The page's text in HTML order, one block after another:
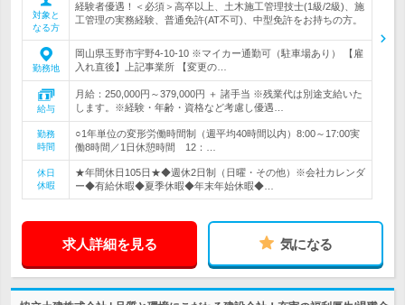
対象と
なる方
経験者優遇！＜必須＞高卒以上、土木施工管理技士(1級/2級)、施
工管理の実務経験、普通免許(AT不可)、中型免許をお持ちの方。
勤務地
岡山県玉野市宇野4-10-10 ※マイカー通勤可（駐車場あり） 【雇
入れ直後】上記事業所 【変更の…
給与
月給：250,000円～379,000円 ＋ 諸手当 ※残業代は別途支給いた
します。※経験・年齢・資格など考慮し優遇…
勤務
時間
○1年単位の変形労働時間制（週平均40時間以内）8:00～17:00実
働8時間／1日休憩時間 12：…
休日
休暇
★年間休日105日★◆週休2日制（日曜・その他）※会社カレンダ
ー◆有給休暇◆夏季休暇◆年末年始休暇◆…
求人詳細を見る 気になる